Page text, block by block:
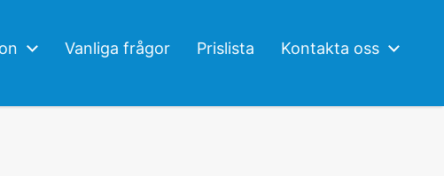
Vanliga frågor Prislista Kontakta oss